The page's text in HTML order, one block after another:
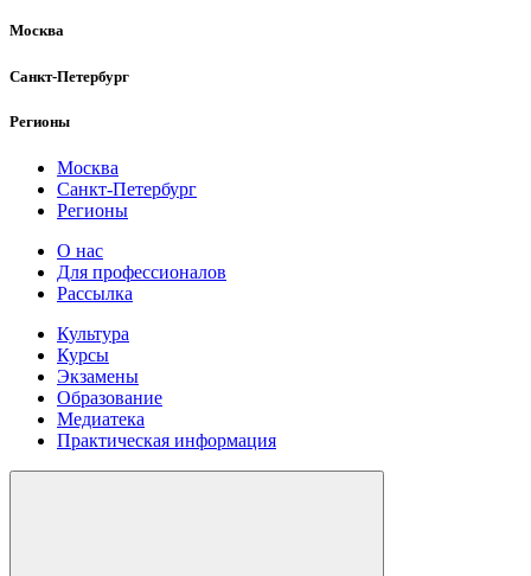
Москва
Санкт-Петербург
Регионы
Москва
Санкт-Петербург
Регионы
О нас
Для профессионалов
Рассылка
Культура
Курсы
Экзамены
Образование
Медиатека
Практическая информация